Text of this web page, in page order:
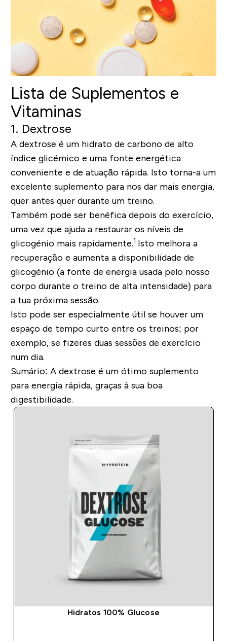
Lista de Suplementos e
Vitaminas
1. Dextrose
A dextrose é um hidrato de carbono de alto
índice glicémico e uma fonte energética
conveniente e de atuação rápida. Isto torna-a um
excelente suplemento para nos dar mais energia,
quer antes quer durante um treino.
Também pode ser benéfica depois do exercício,
uma vez que ajuda a restaurar os níveis de
glicogénio mais rapidamente.1 Isto melhora a
recuperação e aumenta a disponibilidade de
glicogénio (a fonte de energia usada pelo nosso
corpo durante o treino de alta intensidade) para
a tua próxima sessão.
Isto pode ser especialmente útil se houver um
espaço de tempo curto entre os treinos; por
exemplo, se fizeres duas sessões de exercício
num dia.
Sumário: A dextrose é um ótimo suplemento
para energia rápida, graças à sua boa
digestibilidade.
Hidratos 100% Glucose